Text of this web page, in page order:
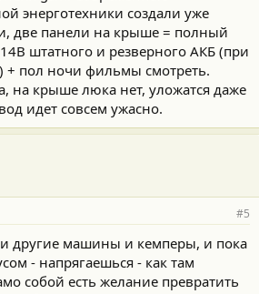
энерготехники создали уже
две панели на крыше = полный
штатного и резверного АКБ (при
+ пол ночи фильмы смотреть.
на крыше люка нет, уложатся даже
идет совсем ужасно.
#5
другие машины и кемперы, и пока
- напрягаешься - как там
собой есть желание превратить